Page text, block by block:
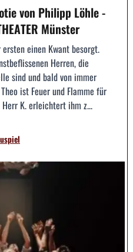
von Philipp Löhle -
Münster
einen Kwant besorgt.
Herren, die
sind und bald von immer
ist Feuer und Flamme für
Herr K. erleichtert ihm z...